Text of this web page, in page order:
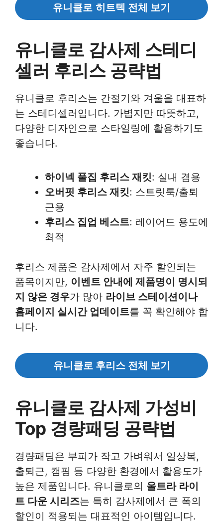
유니클로 히트텍 전체 보기
유니클로 감사제 스테디
셀러 후리스 공략법
유니클로 후리스는 간절기와 겨울을 대표하
는 스테디셀러입니다. 가볍지만 따뜻하고,
다양한 디자인으로 스타일링에 활용하기도
좋습니다.
하이넥 풀집 후리스 재킷: 실내 겸용
오버핏 후리스 재킷: 스트릿룩/출퇴
근용
후리스 집업 베스트: 레이어드 용도에
최적
후리스 제품은 감사제에서 자주 할인되는
품목이지만, 이벤트 안내에 제품명이 명시되
지 않은 경우가 많아 라이브 스테이션이나
홈페이지 실시간 업데이트를 꼭 확인해야 합
니다.
유니클로 후리스전체 보기
유니클로 감사제 가성비
Top 경량패딩 공략법
경량패딩은 부피가 작고 가벼워서 일상복,
출퇴근, 캠핑 등 다양한 환경에서 활용도가
높은 제품입니다. 유니클로의 울트라 라이
트 다운 시리즈는 특히 감사제에서 큰 폭의
할인이 적용되는 대표적인 아이템입니다.